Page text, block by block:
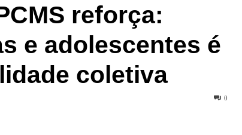
reforça:
e adolescentes é
coletiva
0